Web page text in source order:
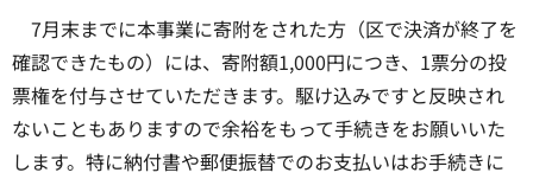
7月末までに本事業に寄附をされた方（区で決済が終了を
確認できたもの）には、寄附額1,000円につき、1票分の投
票権を付与させていただきます。駆け込みですと反映され
ないこともありますので余裕をもって手続きをお願いいた
します。特に納付書や郵便振替でのお支払いはお手続きに